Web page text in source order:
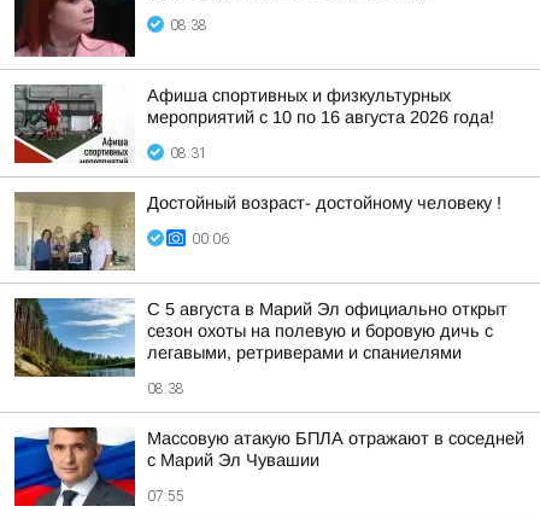
08:38
Афиша спортивных и физкультурных
мероприятий с 10 по 16 августа 2026 года!
08:31
Достойный возраст- достойному человеку !
00:06
С 5 августа в Марий Эл официально открыт
сезон охоты на полевую и боровую дичь с
легавыми, ретриверами и спаниелями
08:38
Массовую атакую БПЛА отражают в соседней
с Марий Эл Чувашии
07:55